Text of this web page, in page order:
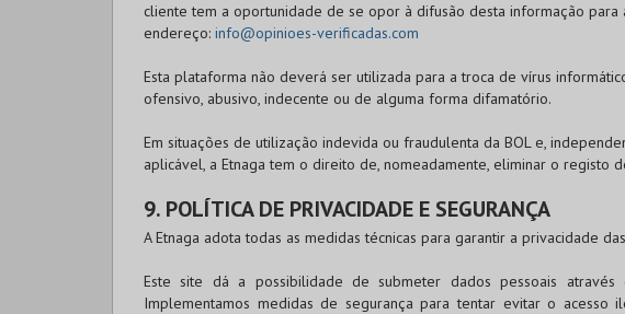
cliente tem a oportunidade de se opor à difusão desta informação para
endereço: info@opinioes-verificadas.com
Esta plataforma não deverá ser utilizada para a troca de vírus
ofensivo, abusivo, indecente ou de alguma forma difamatório.
Em situações de utilização indevida ou fraudulenta da BOLe,
aplicável, a Etnaga tem o direito de, nomeadamente, eliminar o registo
9. POLÍTICA DE PRIVACIDADE E SEGURANÇA
A Etnaga adota todas as medidas técnicas para garantir a privacidade
Este site dá a possibilidade de submeter dados pessoais
Implementamos medidas de segurança para tentar evitar o